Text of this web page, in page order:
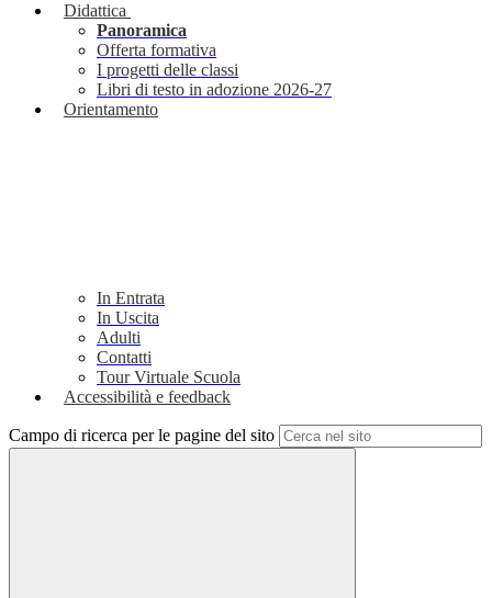
Didattica
Panoramica
Offerta formativa
I progetti delle classi
Libri di testo in adozione 2026-27
Orientamento
In Entrata
In Uscita
Adulti
Contatti
Tour Virtuale Scuola
Accessibilità e feedback
Campo di ricerca per le pagine del sito